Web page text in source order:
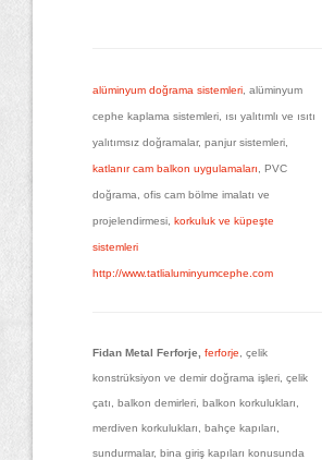
alüminyum doğrama sistemleri, alüminyum
cephe kaplama sistemleri, ısı yalıtımlı ve ısıtı
yalıtımsız doğramalar, panjur sistemleri,
katlanır cam balkon uygulamaları , PVC
doğrama, ofis cam bölme imalatı ve
projelendirmesi, korkuluk ve küpeşte
sistemleri
http://www.tatlialuminyumcephe.com
Fidan Metal Ferforje, ferforje , çelik
konstrüksiyon ve demir doğrama işleri, çelik
çatı, balkon demirleri, balkon korkulukları,
merdiven korkulukları, bahçe kapıları,
sundurmalar, bina giriş kapıları konusunda